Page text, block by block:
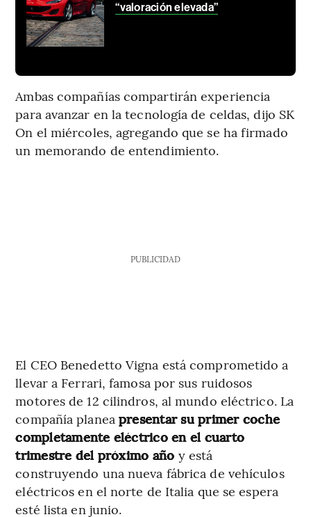
“valoración elevada”
Ambas compañías compartirán experiencia
para avanzar en la tecnología de celdas, dijo SK
On el miércoles, agregando que se ha firmado
un memorando de entendimiento.
PUBLICIDAD
El CEO Benedetto Vigna está comprometido a
llevar a Ferrari, famosa por sus ruidosos
motores de 12 cilindros, al mundo eléctrico. La
compañía planea presentar su primer coche
completamente eléctrico en el cuarto
trimestre del próximo año y está
construyendo una nueva fábrica de vehículos
eléctricos en el norte de Italia que se espera
esté lista en junio.